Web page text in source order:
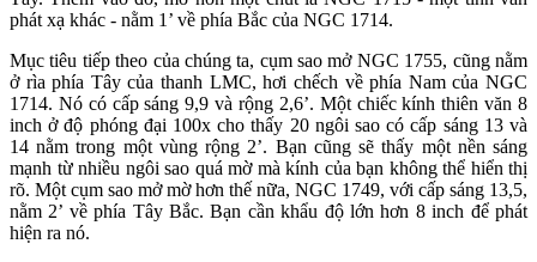
phát xạ khác - nằm 1’ về phía Bắc của NGC 1714.
Mục tiêu tiếp theo của chúng ta, cụm sao mở NGC 1755, cũng nằm
ở rìa phía Tây của thanh LMC, hơi chếch về phía Nam của NGC
1714. Nó có cấp sáng 9,9 và rộng 2,6’. Một chiếc kính thiên văn 8
inch ở độ phóng đại 100x cho thấy 20 ngôi sao có cấp sáng 13 và
14 nằm trong một vùng rộng 2’. Bạn cũng sẽ thấy một nền sáng
mạnh từ nhiều ngôi sao quá mờ mà kính của bạn không thể hiển thị
rõ. Một cụm sao mở mờ hơn thế nữa, NGC 1749, với cấp sáng 13,5,
nằm 2’ về phía Tây Bắc. Bạn cần khẩu độ lớn hơn 8 inch để phát
hiện ra nó.